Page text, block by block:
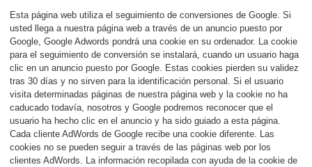
Esta página web utiliza el seguimiento de conversiones de Google. Si
usted llega a nuestra página web a través de un anuncio puesto por
Google, Google Adwords pondrá una cookie en su ordenador. La cookie
para el seguimiento de conversión se instalará, cuando un usuario haga
clic en un anuncio puesto por Google. Estas cookies pierden su validez
tras 30 días y no sirven para la identificación personal. Si el usuario
visita determinadas páginas de nuestra página web y la cookie no ha
caducado todavía, nosotros y Google podremos reconocer que el
usuario ha hecho clic en el anuncio y ha sido guiado a esta página.
Cada cliente AdWords de Google recibe una cookie diferente. Las
cookies no se pueden seguir a través de las páginas web por los
clientes AdWords. La información recopilada con ayuda de la cookie de